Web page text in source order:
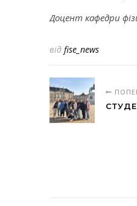
Доцент кафедри
від fise_news